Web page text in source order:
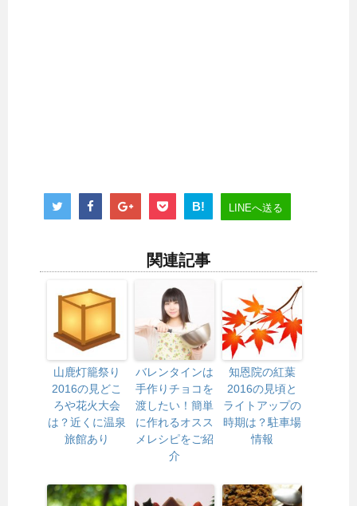
B! LINEへ送る
関連記事
山鹿灯籠祭り
2016の見どこ
ろや花火大会
は？近くに温泉
旅館あり
バレンタインは
手作りチョコを
渡したい！簡単
に作れるオスス
メレシピをご紹
介
知恩院の紅葉
2016の見頃と
ライトアップの
時期は？駐車場
情報